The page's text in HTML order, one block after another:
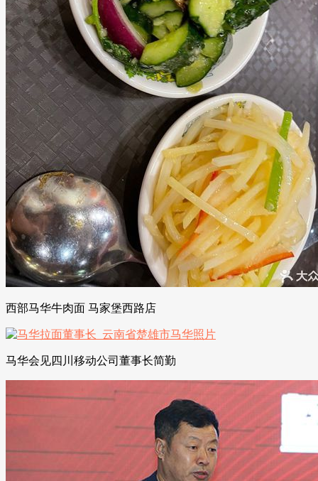
西部马华牛肉面 马家堡西路店
马华会见四川移动公司董事长简勤